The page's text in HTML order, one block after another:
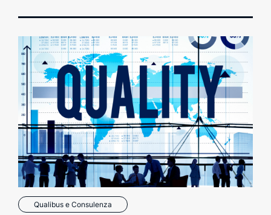
Qualibus e Consulenza